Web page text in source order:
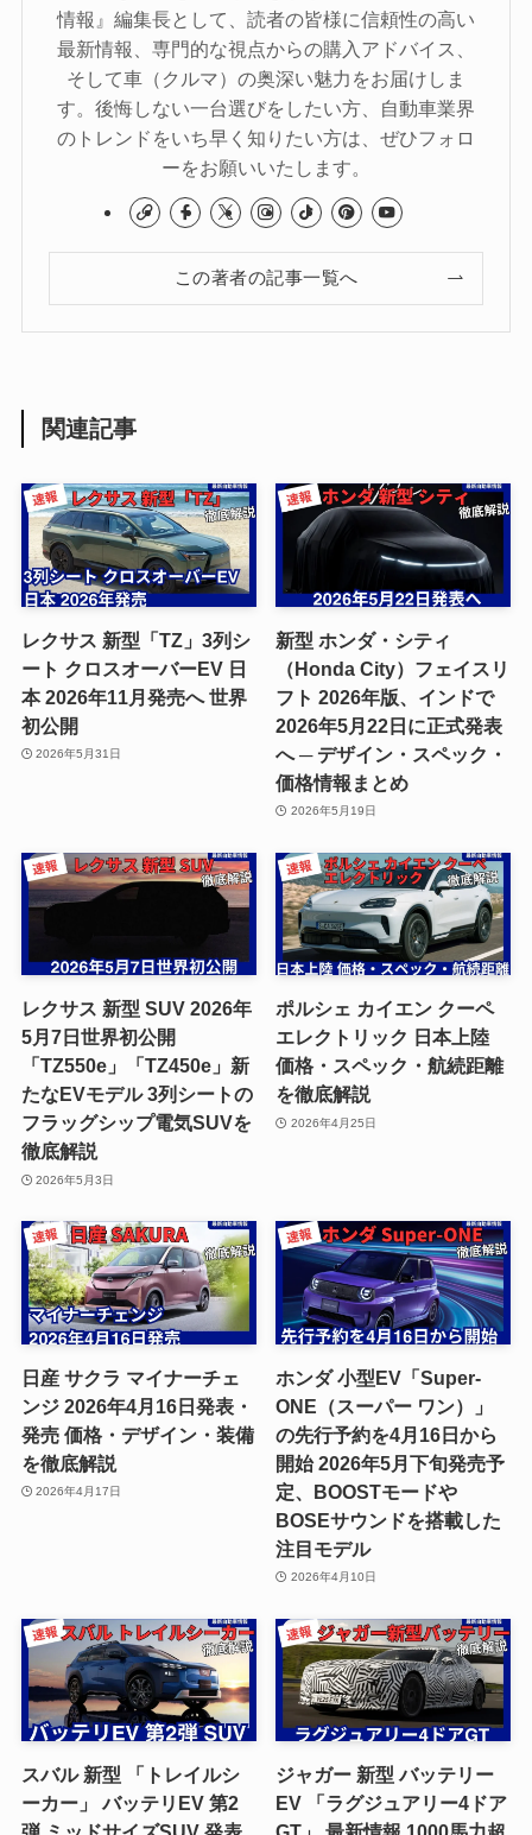
情報』編集長として、読者の皆様に信頼性の高い
最新情報、専門的な視点からの購入アドバイス、
そして車（クルマ）の奥深い魅力をお届けしま
す。後悔しない一台選びをしたい方、自動車業界
のトレンドをいち早く知りたい方は、ぜひフォロ
ーをお願いいたします。
この著者の記事一覧へ
関連記事
レクサス 新型「TZ」3列シ
ート クロスオーバーEV 日
本 2026年11月発売へ 世界
初公開
2026年5月31日
新型 ホンダ・シティ
（Honda City）フェイスリ
フト 2026年版、インドで
2026年5月22日に正式発表
へ ─ デザイン・スペック・
価格情報まとめ
2026年5月19日
レクサス 新型 SUV 2026年
5月7日世界初公開
「TZ550e」「TZ450e」新
たなEVモデル 3列シートの
フラッグシップ電気SUVを
徹底解説
2026年5月3日
ポルシェ カイエン クーペ
エレクトリック 日本上陸
価格・スペック・航続距離
を徹底解説
2026年4月25日
日産 サクラ マイナーチェ
ンジ 2026年4月16日発表・
発売 価格・デザイン・装備
を徹底解説
2026年4月17日
ホンダ 小型EV「Super-
ONE（スーパー ワン）」
の先行予約を4月16日から
開始 2026年5月下旬発売予
定、BOOSTモードや
BOSEサウンドを搭載した
注目モデル
2026年4月10日
スバル 新型 「トレイルシ
ーカー」 バッテリEV 第2
ジャガー 新型 バッテリー
EV 「ラグジュアリー4ドア